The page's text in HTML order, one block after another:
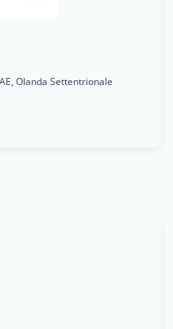
Olanda Settentrionale